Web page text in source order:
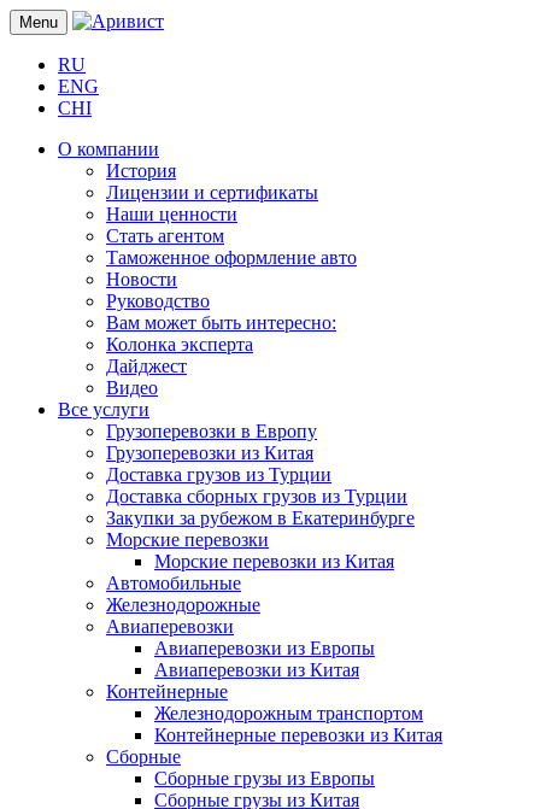
Menu
RU
ENG
CHI
О компании
История
Лицензии и сертификаты
Наши ценности
Стать агентом
Таможенное оформление авто
Новости
Руководство
Вам может быть интересно:
Колонка эксперта
Дайджест
Видео
Все услуги
Грузоперевозки в Европу
Грузоперевозки из Китая
Доставка грузов из Турции
Доставка сборных грузов из Турции
Закупки за рубежом в Екатеринбурге
Морские перевозки
Морские перевозки из Китая
Автомобильные
Железнодорожные
Авиаперевозки
Авиаперевозки из Европы
Авиаперевозки из Китая
Контейнерные
Железнодорожным транспортом
Контейнерные перевозки из Китая
Сборные
Сборные грузы из Европы
Сборные грузы из Китая